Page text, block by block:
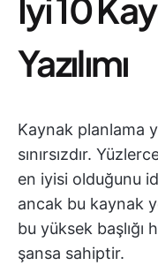
İyi 10
Yazılımı
Kaynak planlama
sınırsızdır.
en iyisi olduğunu
ancak bu kaynak
bu yüksek
şansa sahiptir.